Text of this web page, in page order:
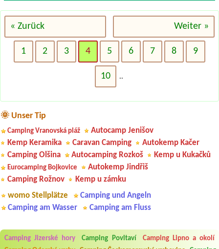
« Zurück Weiter »
1 2 3 4 5 6 7 8 9
10 ..
🌞 Unser Tip
Camping Vranovská pláž
Autocamp Jenišov
Kemp Keramika
Caravan Camping
Autokemp Kačer
Camping Olšina
Autocamping Rozkoš Kemp u Kukačků
Eurocamping Bojkovice
Autokemp Jindřiš
Camping Rožnov
Kemp u zámku
womo Stellplätze
Camping und Angeln
Camping am Wasser
Camping am Fluss
Camping Jizerské hory Camping Povltaví
Camping Lipno a okolí